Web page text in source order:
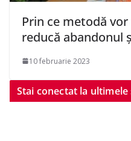
Prin ce metodă
reducă abandonul
10 februarie 2023
Stai conectat la